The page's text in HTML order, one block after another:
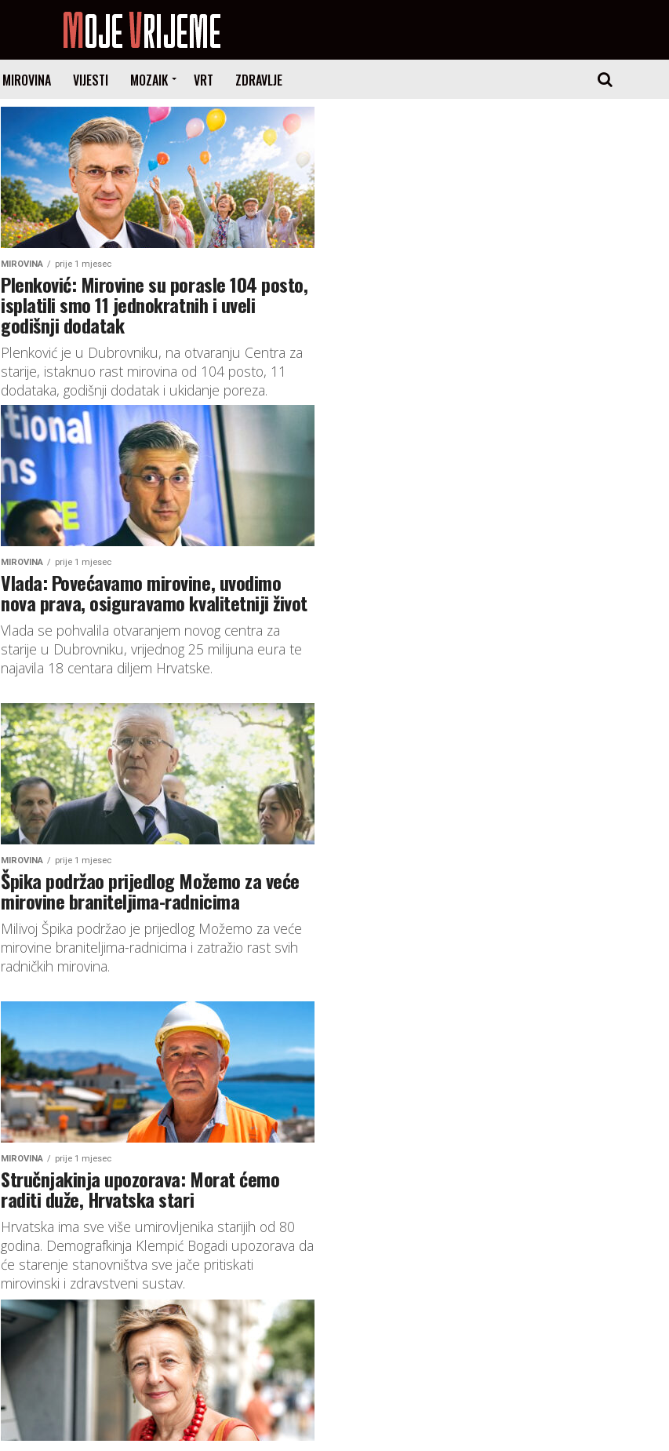
MIROVINA VIJESTI MOZAIK VRT ZDRAVLJE
MIROVINA prije 1 mjesec
Plenković: Mirovine su porasle 104 posto,
isplatili smo 11 jednokratnih i uveli
godišnji dodatak
Plenković je u Dubrovniku, na otvaranju Centra za
starije, istaknuo rast mirovina od 104 posto, 11
dodataka, godišnji dodatak i ukidanje poreza.
MIROVINA prije 1 mjesec
Vlada: Povećavamo mirovine, uvodimo
nova prava, osiguravamo kvalitetniji život
Vlada se pohvalila otvaranjem novog centra za
starije u Dubrovniku, vrijednog 25 milijuna eura te
najavila 18 centara diljem Hrvatske.
MIROVINA prije 1 mjesec
Špika podržao prijedlog Možemo za veće
mirovine braniteljima-radnicima
Milivoj Špika podržao je prijedlog Možemo za veće
mirovine braniteljima-radnicima i zatražio rast svih
radničkih mirovina.
MIROVINA prije 1 mjesec
Stručnjakinja upozorava: Morat ćemo
raditi duže, Hrvatska stari
Hrvatska ima sve više umirovljenika starijih od 80
godina. Demografkinja Klempić Bogadi upozorava da
će starenje stanovništva sve jače pritiskati
mirovinski i zdravstveni sustav.